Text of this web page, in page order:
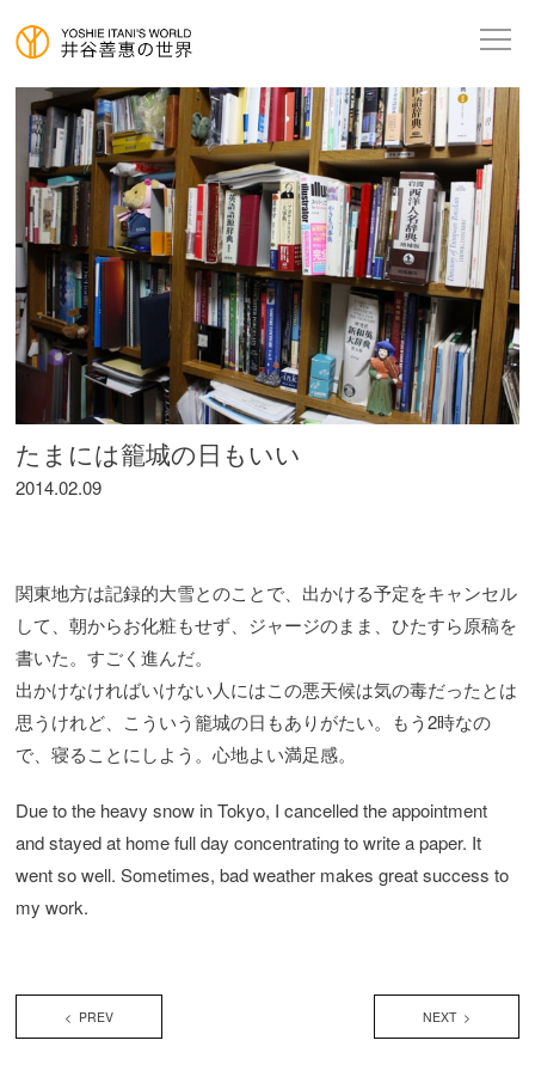
たまには籠城の日もいい
2014.02.09
関東地方は記録的大雪とのことで、出かける予定をキャンセル
して、朝からお化粧もせず、ジャージのまま、ひたすら原稿を
書いた。すごく進んだ。
出かけなければいけない人にはこの悪天候は気の毒だったとは
思うけれど、こういう籠城の日もありがたい。もう2時なの
で、寝ることにしよう。心地よい満足感。
Due to the heavy snow in Tokyo, I cancelled the appointment
and stayed at home full day concentrating to write a paper. It
went so well. Sometimes, bad weather makes great success to
my work.
< PREV NEXT >